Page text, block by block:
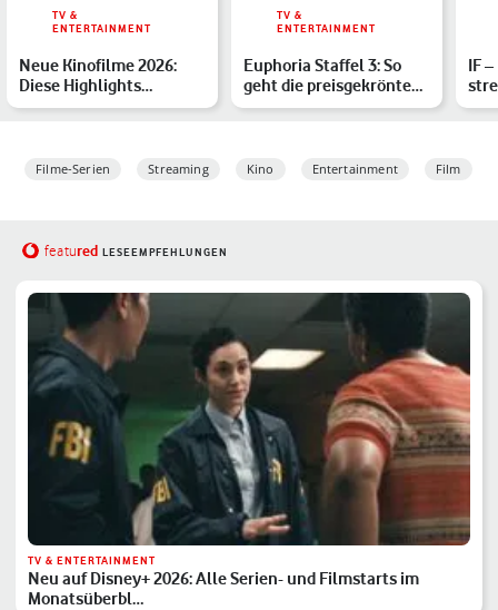
TV &
ENTERTAINMENT
Neue Kinofilme 2026:
Diese Highlights
erwarten Dich
TV &
ENTERTAINMENT
Euphoria Staffel 3: So
geht die preisgekrönte
HBO-Serie mit Zenda…
IF
Filme-Serien Streaming Kino Entertainment Film
featured LESEEMPFEHLUNGEN
TV & ENTERTAINMENT
Neu auf Disney+ 2026: Alle Serien- und Filmstarts im
Monatsüberbl…